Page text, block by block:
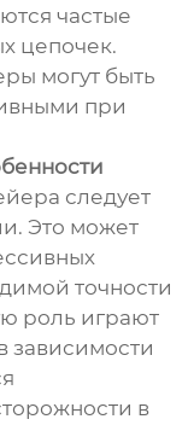
частые
цепочек.
могут быть
при
следует
Это может
точности
роль играют
зависимости
в